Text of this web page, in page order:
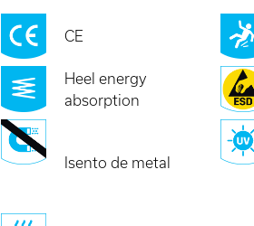
CE
Heel energy
absorption
Isento de metal